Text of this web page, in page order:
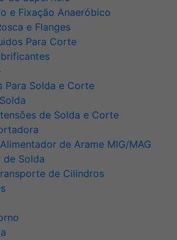
e Fixação Anaeróbico
e Flanges
Para Corte
Para Solda e Corte
de Solda e Corte
de Arame MIG/MAG
de Solda
de Cilindros